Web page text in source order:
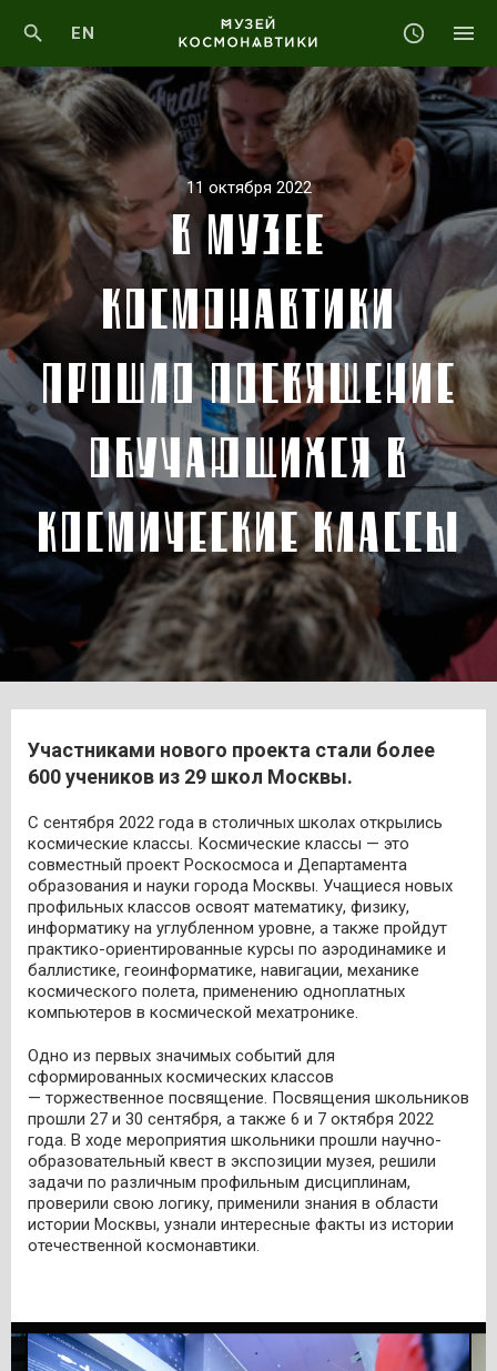
EN
11 октября 2022
В МУЗЕЕ
КОСМОНАВТИКИ
ПРОШЛО ПОСВЯЩЕНИЕ
ОБУЧАЮЩИХСЯ В
КОСМИЧЕСКИЕ КЛАССЫ
Участниками нового проекта стали более
600 учеников из 29 школ Москвы.
С сентября 2022 года в столичных школах открылись
космические классы. Космические классы — это
совместный проект Роскосмоса и Департамента
образования и науки города Москвы. Учащиеся новых
профильных классов освоят математику, физику,
информатику на углубленном уровне, а также пройдут
практико-ориентированные курсы по аэродинамике и
баллистике, геоинформатике, навигации, механике
космического полета, применению одноплатных
компьютеров в космической мехатронике.
Одно из первых значимых событий для
сформированных космических классов
— торжественное посвящение. Посвящения школьников
прошли 27 и 30 сентября, а также 6 и 7 октября 2022
года. В ходе мероприятия школьники прошли научно-
образовательный квест в экспозиции музея, решили
задачи по различным профильным дисциплинам,
проверили свою логику, применили знания в области
истории Москвы, узнали интересные факты из истории
отечественной космонавтики.